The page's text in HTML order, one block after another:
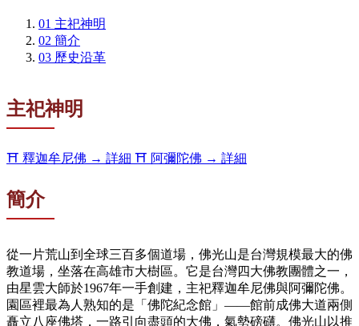
01 主祀神明
02 簡介
03 歷史沿革
主祀神明
⛩️ 釋迦牟尼佛 → 詳細 ⛩️ 阿彌陀佛 → 詳細
簡介
從一片荒山到全球三百多個道場，佛光山是台灣規模最大的佛
教道場，坐落在高雄市大樹區。它是台灣四大佛教團體之一，
由星雲大師於1967年一手創建，主祀釋迦牟尼佛與阿彌陀佛。
園區裡最為人熟知的是「佛陀紀念館」——館前成佛大道兩側
矗立八座佛塔，一路引向盡頭的大佛，氣勢磅礴。佛光山以推